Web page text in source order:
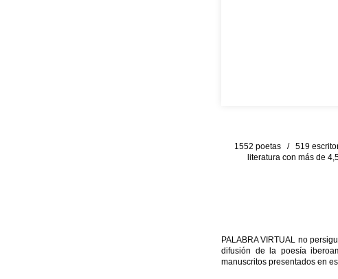
1552 poetas / 519
literatura con más de
PALABRA VIRTUAL no
difusión de la poesía
manuscritos presentados en